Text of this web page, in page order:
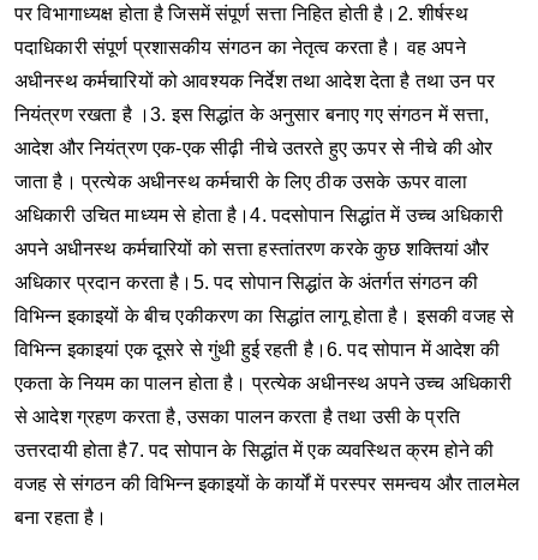
पर विभागाध्यक्ष होता है जिसमें संपूर्ण सत्ता निहित होती है। 2. शीर्षस्थ
पदाधिकारी संपूर्ण प्रशासकीय संगठन का नेतृत्व करता है। वह अपने
अधीनस्थ कर्मचारियों को आवश्यक निर्देश तथा आदेश देता है तथा उन पर
नियंत्रण रखता है ।3. इस सिद्धांत के अनुसार बनाए गए संगठन में सत्ता,
आदेश और नियंत्रण एक-एक सीढ़ी नीचे उतरते हुए ऊपर से नीचे की ओर
जाता है। प्रत्येक अधीनस्थ कर्मचारी के लिए ठीक उसके ऊपर वाला
अधिकारी उचित माध्यम से होता है।4. पदसोपान सिद्धांत में उच्च अधिकारी
अपने अधीनस्थ कर्मचारियों को सत्ता हस्तांतरण करके कुछ शक्तियां और
अधिकार प्रदान करता है। 5. पद सोपान सिद्धांत के अंतर्गत संगठन की
विभिन्न इकाइयों के बीच एकीकरण का सिद्धांत लागू होता है। इसकी वजह से
विभिन्न इकाइयां एक दूसरे से गुंथी हुई रहती है। 6. पद सोपान में आदेश की
एकता के नियम का पालन होता है। प्रत्येक अधीनस्थ अपने उच्च अधिकारी
से आदेश ग्रहण करता है, उसका पालन करता है तथा उसी के प्रति
उत्तरदायी होता है7. पद सोपान के सिद्धांत में एक व्यवस्थित क्रम होने की
वजह से संगठन की विभिन्न इकाइयों के कार्यों में परस्पर समन्वय और तालमेल
बना रहता है।